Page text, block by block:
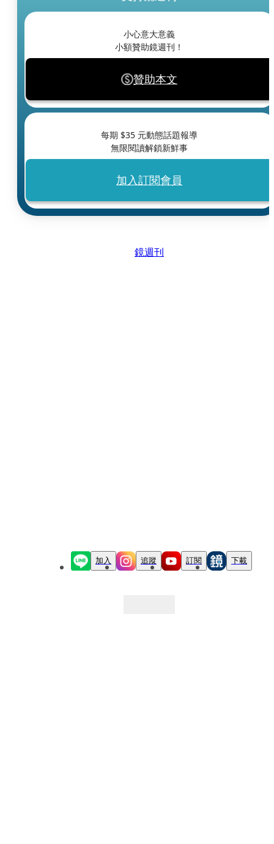
小心意大意義
小額贊助鏡週刊！
贊助本文
每期 $35 元動態話題報導
無限閱讀解鎖新鮮事
加入訂閱會員
鏡週刊
加入 追蹤 訂閱 下載